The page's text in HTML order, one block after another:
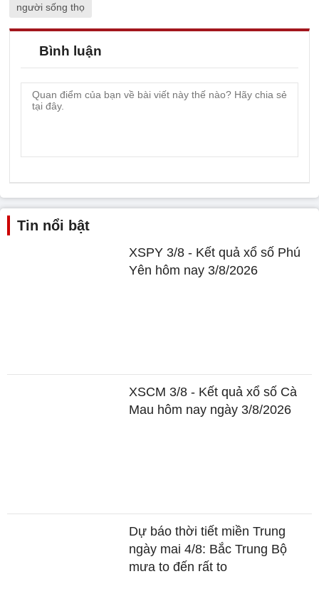
người sống thọ
Bình luận
Tin nổi bật
XSPY 3/8 - Kết quả xổ số Phú
Yên hôm nay 3/8/2026
XSCM 3/8 - Kết quả xổ số Cà
Mau hôm nay ngày 3/8/2026
Dự báo thời tiết miền Trung
ngày mai 4/8: Bắc Trung Bộ
mưa to đến rất to